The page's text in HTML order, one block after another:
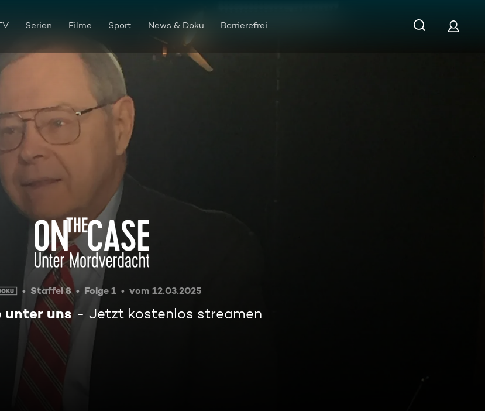
Serien Filme Sport News & Doku Barrierefrei
Der Fremde unter uns
Staffel 8 Folge 1 vom 12.03.2025
unter uns Jetzt kostenlos streamen